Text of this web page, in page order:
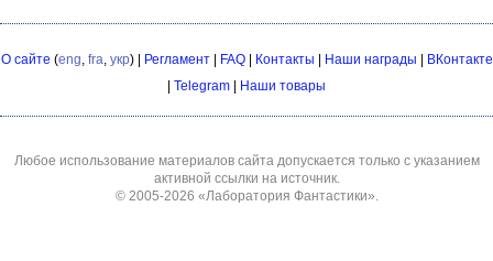
О сайте (eng, fra, укр) | Регламент| FAQ| Контакты Наши награды
ВКонтакте
Telegram Наши товары
Любое использование материалов сайта допускается только с указанием
активной ссылки на источник.
© 2005-2026 «Лаборатория Фантастики».